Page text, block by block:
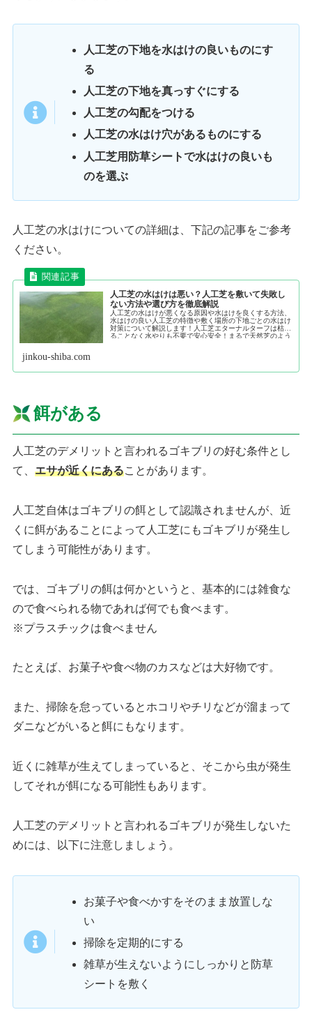
人工芝の下地を水はけの良いものにす
る
人工芝の下地を真っすぐにする
人工芝の勾配をつける
人工芝の水はけ穴があるものにする
人工芝用防草シートで水はけの良いも
のを選ぶ
人工芝の水はけについての詳細は、下記の記事をご参考
ください。
人工芝の水はけは悪い？人工芝を敷いて失敗し
ない方法や選び方を徹底解説
人工芝の水はけが悪くなる原因や水はけを良くする方法、
水はけの良い人工芝の特徴や敷く場所の下地ごとの水はけ
対策について解説します！人工芝エターナルターフは枯れ
ることなく水やりも不要で安心安全！まるで天然芝のよう
jinkou-shiba.com
餌がある
人工芝のデメリットと言われるゴキブリの好む条件とし
て、エサが近くにあることがあります。
人工芝自体はゴキブリの餌として認識されませんが、近
くに餌があることによって人工芝にもゴキブリが発生し
てしまう可能性があります。
では、ゴキブリの餌は何かというと、基本的には雑食な
ので食べられる物であれば何でも食べます。
※プラスチックは食べません
たとえば、お菓子や食べ物のカスなどは大好物です。
また、掃除を怠っているとホコリやチリなどが溜まって
ダニなどがいると餌にもなります。
近くに雑草が生えてしまっていると、そこから虫が発生
してそれが餌になる可能性もあります。
人工芝のデメリットと言われるゴキブリが発生しないた
めには、以下に注意しましょう。
お菓子や食べかすをそのまま放置しな
い
掃除を定期的にする
雑草が生えないようにしっかりと防草
シートを敷く